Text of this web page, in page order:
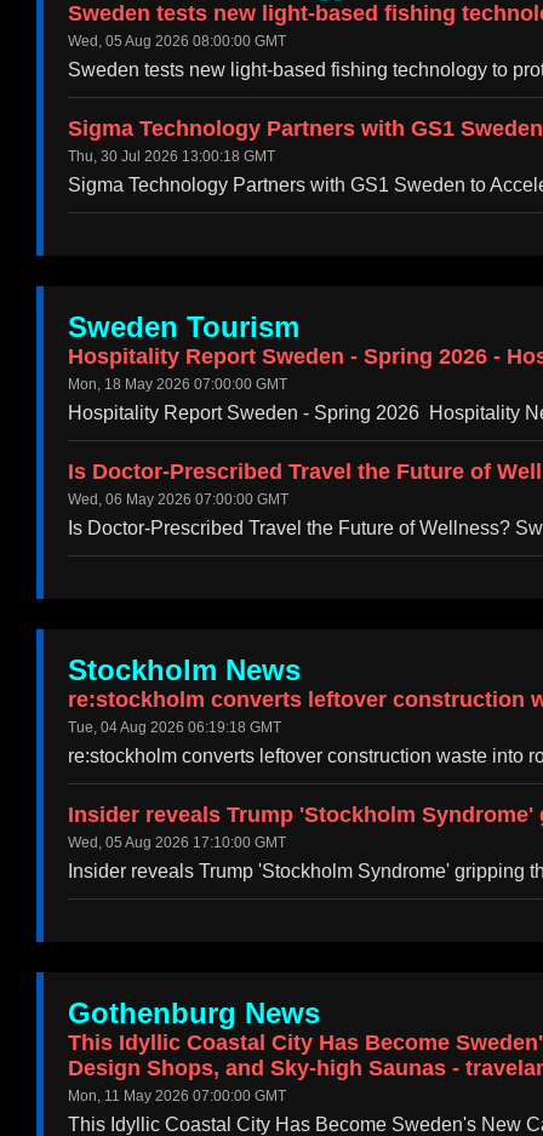
Sweden tests new light-based fishing
Wed, 05 Aug 2026 08:00:00 GMT
Sweden tests new light-based fishing technology to
Sigma Technology Partners with GS1
Thu, 30 Jul 2026 13:00:18 GMT
Sigma Technology Partners with GS1 Sweden to
Sweden Tourism
Hospitality Report Sweden - Spring 2026 -
Mon, 18 May 2026 07:00:00 GMT
Hospitality Report Sweden - Spring 2026 Hospitality
Is Doctor-Prescribed Travel the Future of
Wed, 06 May 2026 07:00:00 GMT
Is Doctor-Prescribed Travel the Future of Wellness?
Stockholm News
re:stockholm converts leftover construction
Tue, 04 Aug 2026 06:19:18 GMT
re:stockholm converts leftover construction waste into
Insider reveals Trump 'Stockholm
Wed, 05 Aug 2026 17:10:00 GMT
Insider reveals Trump 'Stockholm Syndrome' gripping
Gothenburg News
This Idyllic Coastal City Has Become
Design Shops, and Sky-high Saunas -
Mon, 11 May 2026 07:00:00 GMT
This Idyllic Coastal City Has Become Sweden's New